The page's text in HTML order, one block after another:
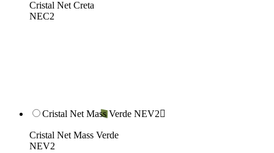
Cristal Net Creta
NEC2
Cristal Net Mass Verde NEV2
Cristal Net Mass Verde
NEV2